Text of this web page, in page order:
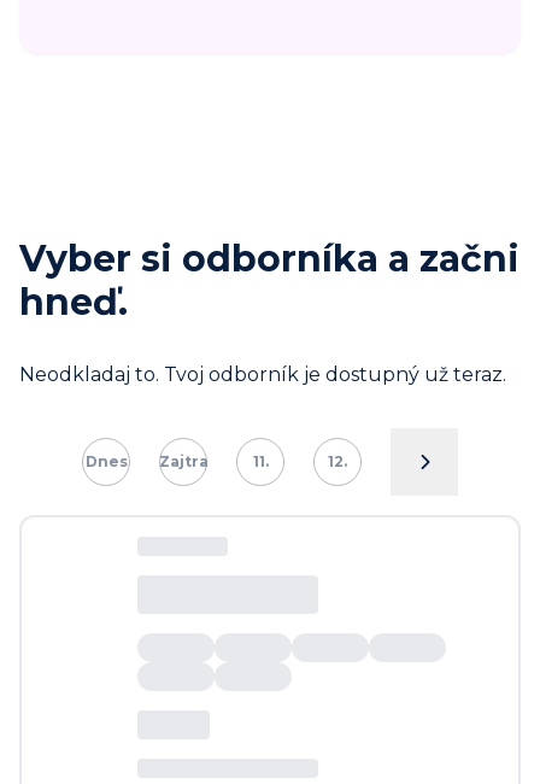
Vyber si odborníka a začni
hneď.
Neodkladaj to. Tvoj odborník je dostupný už teraz.
Dnes Zajtra 11. 12.